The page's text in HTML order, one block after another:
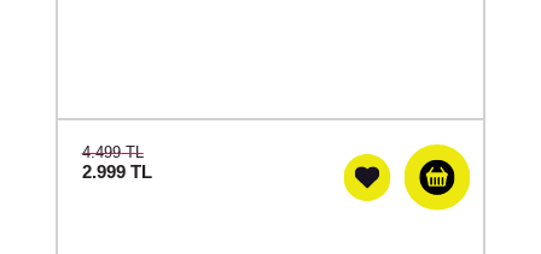
4.499 TL
2.999 TL